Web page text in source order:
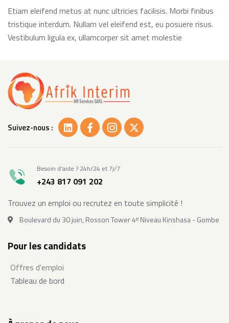
Etiam eleifend metus at nunc ultricies facilisis. Morbi finibus
tristique interdum. Nullam vel eleifend est, eu posuere risus.
Vestibulum ligula ex, ullamcorper sit amet molestie
Suivez-nous :
Besoin d'aide ? 24h/24 et 7j/7
+243 817 091 202
Trouvez un emploi ou recrutez en toute simplicité !
Boulevard du 30 juin, Rosson Tower 4ᵉ Niveau Kinshasa - Gombe
Pour les candidats
Offres d'emploi
Tableau de bord